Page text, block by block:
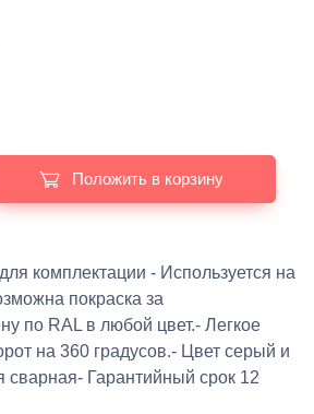
Положить в корзину
комплектации - Используется на
покраска за
по RAL в любой цвет.- Легкое
на 360 градусов.- Цвет серый и
сварная- Гарантийный срок 12